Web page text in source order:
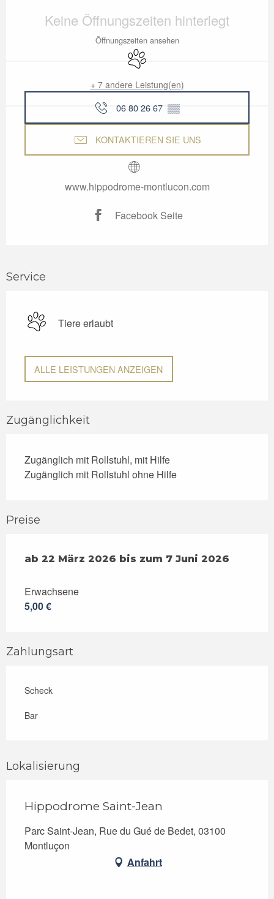
Keine Öffnungszeiten hinterlegt
Öffnungszeiten ansehen
Tiere erlaubt
+ 7 andere Leistung(en)
06 80 26 67 ▒▒
KONTAKTIEREN SIE UNS
www.hippodrome-montlucon.com
Facebook Seite
Service
Tiere erlaubt
ALLE LEISTUNGEN ANZEIGEN
Zugänglichkeit
Zugänglich mit Rollstuhl, mit Hilfe
Zugänglich mit Rollstuhl ohne Hilfe
Preise
ab 22 März 2026 bis zum 7 Juni 2026
ab 22 März 2026 bis zum 7 Juni 2026
Erwachsene
5,00 €
Zahlungsart
Scheck
Bar
Lokalisierung
Hippodrome Saint-Jean
Parc Saint-Jean, Rue du Gué de Bedet, 03100
Montluçon
Anfahrt